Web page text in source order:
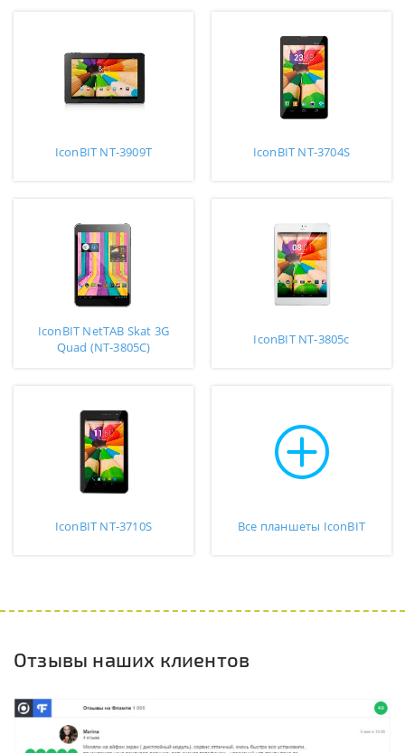
IconBIT NT-3909T IconBIT NT-3704S
IconBIT NetTAB Skat 3G
Quad (NT-3805C)
IconBIT NT-3805c
IconBIT NT-3710S Все планшеты IconBIT
Отзывы наших клиентов